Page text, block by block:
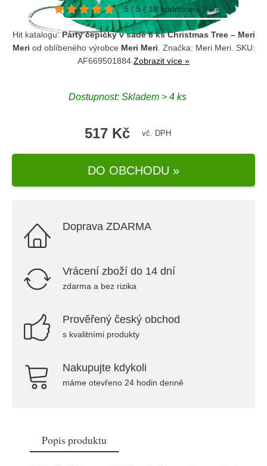
5 / 5 ( 18 hodnocení )
Hit katalogu:Párty čepičky v sadě 6 ks Christmas Tree – Meri
Meri od oblíbeného výrobce Meri Meri . Značka: Meri Meri. SKU:
AF669501884 Zobrazit více »
Dostupnost: Skladem > 4 ks
517 Kč vč. DPH
DO OBCHODU »
Doprava ZDARMA
Vrácení zboží do 14 dní
zdarma a bez rizika
Prověřený český obchod
s kvalitními produkty
Nakupujte kdykoli
máme otevřeno 24 hodin denně
Popis produktu